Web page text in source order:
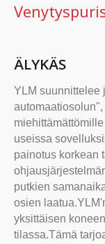
ÄLYKÄS
YLM suunnittelee
useissa
painotus korkean
putkien
osien
yksittäisen
tilassa.Tämä